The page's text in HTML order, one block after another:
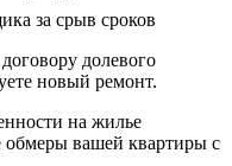
за срыв сроков
долевого
новый ремонт.
на жилье
обмеры вашей квартиры с